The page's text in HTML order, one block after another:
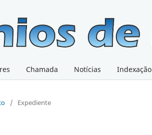
Chamada Notícias Indexação
/ Expediente